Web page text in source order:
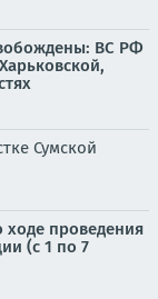
ВС РФ
Сумской
проведения
(с 1 по 7